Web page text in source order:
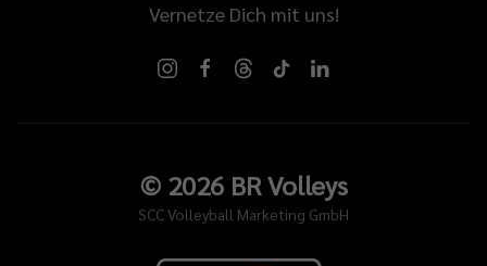
Vernetze Dich mit uns!
© 2026BR Volleys
SCC Volleyball Marketing GmbH